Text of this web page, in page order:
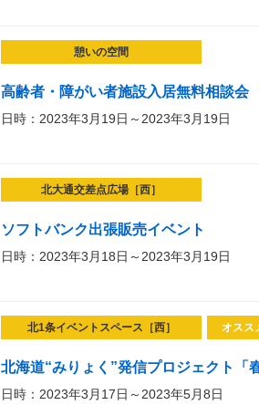
憩いの空間
高齢者・障がい者施設入居無料相談会
日時：2023年3月19日～2023年3月19日
北大通交差点広場［西］
ソフトバンク出張販売イベント
日時：2023年3月18日～2023年3月19日
北1条イベントスペース［西］ オスス
北海道“みりょく”発信プロジェクト「
日時：2023年3月17日～2023年5月8日